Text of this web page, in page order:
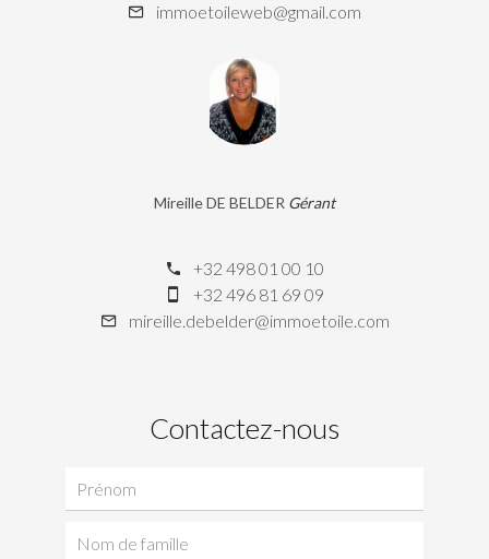
immoetoileweb@gmail.com
Mireille DE BELDER Gérant
+32 498 01 00 10
+32 496 81 69 09
mireille.debelder@immoetoile.com
Contactez-nous